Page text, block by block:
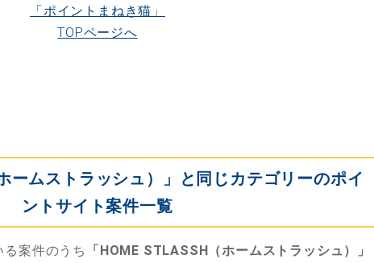
「ポイントまねき猫」
TOPページへ
ームストラッシュ）」と同じカテゴリーのポイ
ントサイト案件一覧
案件のうち
「HOME STLASSH（ホームストラッシュ）」